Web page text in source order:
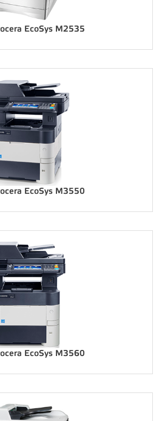
EcoSys M2535
EcoSys M3550
EcoSys M3560